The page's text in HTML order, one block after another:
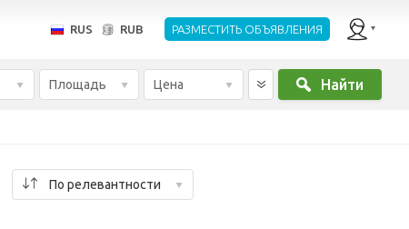
RUS RUB РАЗМЕСТИТЬ ОБЪЯВЛЕНИЯ
Площадь Цена Найти
По релевантности